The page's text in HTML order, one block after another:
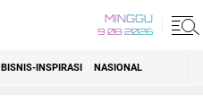
MINGGU
9 08 2026
BISNIS-INSPIRASI NASIONAL